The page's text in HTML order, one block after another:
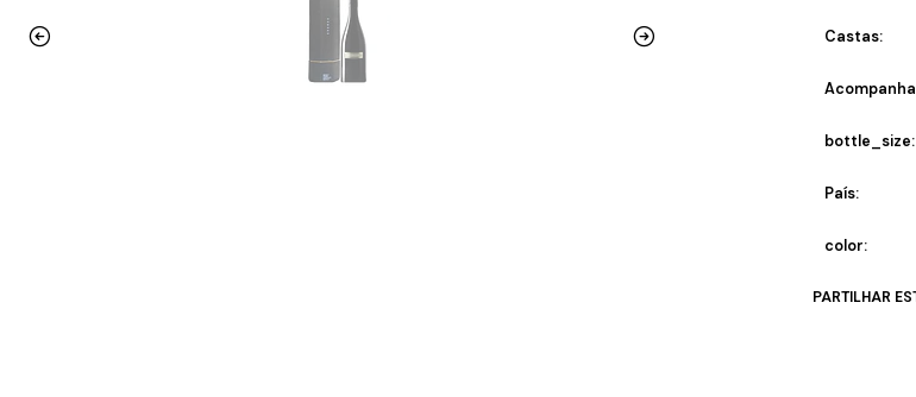
Castas:
bottle_size:
País:
color:
PARTILHAR